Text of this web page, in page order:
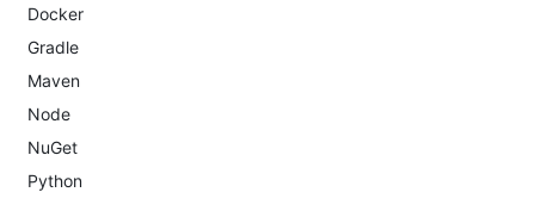
Docker
Gradle
Maven
Node
NuGet
Python